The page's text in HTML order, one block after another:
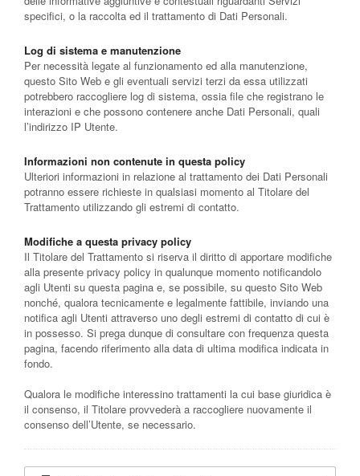
specifici, o la raccolta ed il trattamento di Dati Personali.
Log di sistema e manutenzione
Per necessità legate al funzionamento ed alla manutenzione,
questo Sito Web e gli eventuali servizi terzi da essa utilizzati
potrebbero raccogliere log di sistema, ossia file che registrano le
interazioni e che possono contenere anche Dati Personali, quali
l’indirizzo IP Utente.
Informazioni non contenute in questa policy
Ulteriori informazioni in relazione al trattamento dei Dati Personali
potranno essere richieste in qualsiasi momento al Titolare del
Trattamento utilizzando gli estremi di contatto.
Modifiche a questa privacy policy
Il Titolare del Trattamento si riserva il diritto di apportare modifiche
alla presente privacy policy in qualunque momento notificandolo
agli Utenti su questa pagina e, se possibile, su questo Sito Web
nonché, qualora tecnicamente e legalmente fattibile, inviando una
notifica agli Utenti attraverso uno degli estremi di contatto di cui è
in possesso. Si prega dunque di consultare con frequenza questa
pagina, facendo riferimento alla data di ultima modifica indicata in
fondo.
Qualora le modifiche interessino trattamenti la cui base giuridica è
il consenso, il Titolare provvederà a raccogliere nuovamente il
consenso dell’Utente, se necessario.